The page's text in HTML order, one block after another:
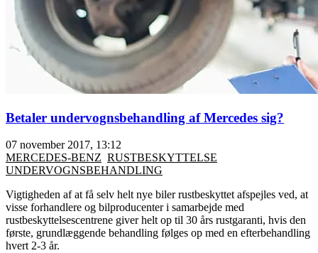
Betaler undervognsbehandling af Mercedes sig?
07 november 2017, 13:12
MERCEDES-BENZ RUSTBESKYTTELSE
UNDERVOGNSBEHANDLING
Vigtigheden af at få selv helt nye biler rustbeskyttet afspejles ved, at
visse forhandlere og bilproducenter i samarbejde med
rustbeskyttelsescentrene giver helt op til 30 års rustgaranti, hvis den
første, grundlæggende behandling følges op med en efterbehandling
hvert 2-3 år.